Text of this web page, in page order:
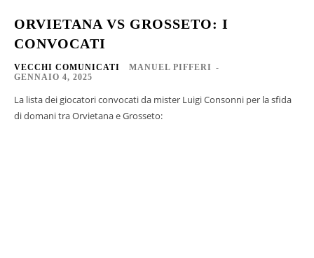
ORVIETANA VS GROSSETO: I
CONVOCATI
VECCHI COMUNICATI MANUEL PIFFERI -
GENNAIO 4, 2025
La lista dei giocatori convocati da mister Luigi Consonni per la sfida
di domani tra Orvietana e Grosseto: